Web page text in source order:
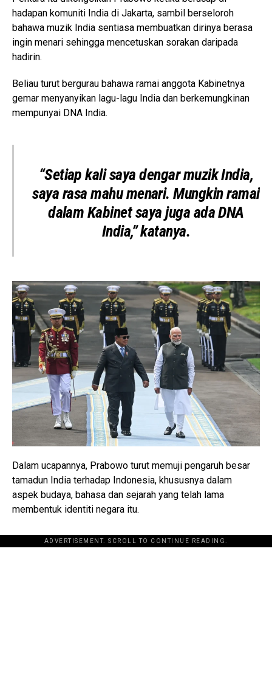
hadapan komuniti India di Jakarta, sambil berseloroh
bahawa muzik India sentiasa membuatkan dirinya berasa
ingin menari sehingga mencetuskan sorakan daripada
hadirin.
Beliau turut bergurau bahawa ramai anggota Kabinetnya
gemar menyanyikan lagu-lagu India dan berkemungkinan
mempunyai DNA India.
“Setiap kali saya dengar muzik India,
saya rasa mahu menari. Mungkin ramai
dalam Kabinet saya juga ada DNA
India,” katanya.
Dalam ucapannya, Prabowo turut memuji pengaruh besar
tamadun India terhadap Indonesia, khususnya dalam
aspek budaya, bahasa dan sejarah yang telah lama
membentuk identiti negara itu.
ADVERTISEMENT. SCROLL TO CONTINUE READING.